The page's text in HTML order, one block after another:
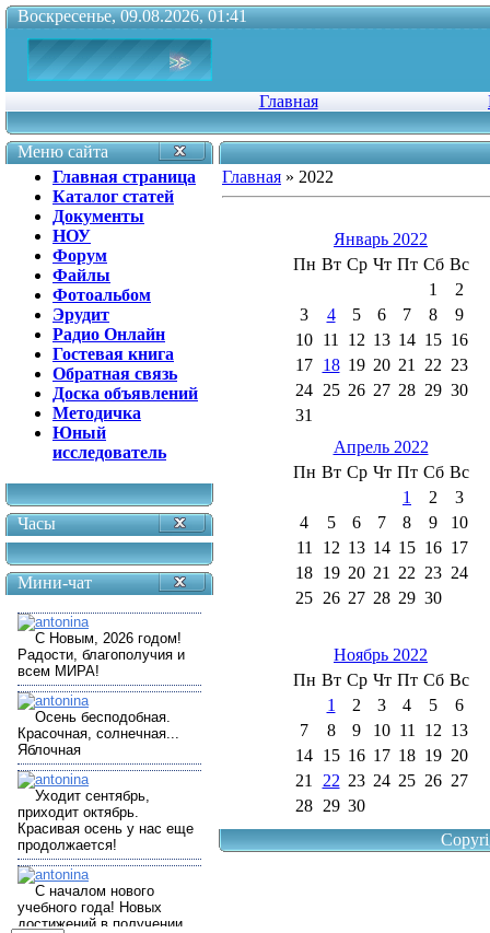
Воскресенье, 09.08.2026, 01:41
Главная
Меню сайта
Главная страница
Каталог статей
Документы
НОУ
Форум
Файлы
Фотоальбом
Эрудит
Радио Онлайн
Гостевая книга
Обратная связь
Доска объявлений
Методичка
Юный
исследователь
Часы
Мини-чат
Главная » 2022
Январь 2022
Пн Вт Ср Чт Пт Сб Вс
1
2
3
4 5 6 7 8
9
10 11 12 13 14 15 16
17 18 19 20 21 22 23
24 25 26 27 28 29 30
31
Апрель 2022
Пн Вт Ср Чт Пт Сб Вс
1
2
3
4
5 6 7 8 9
10
11
12 13 14 15 16 17
18 19 20 21 22 23 24
25 26 27 28 29 30
Ноябрь 2022
Пн Вт Ср Чт Пт Сб Вс
1
2 3 4 5
6
7
8 9 10 11 12 13
14 15 16 17 18 19 20
21
22 23 24 25 26 27
28 29 30